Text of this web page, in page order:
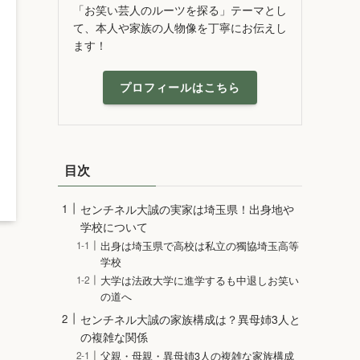
「お笑い芸人のルーツを探る」テーマとし
て、本人や家族の人物像を丁寧にお伝えし
ます！
プロフィールはこちら
目次
センチネル大誠の実家は埼玉県！出身地や
学校について
出身は埼玉県で高校は私立の獨協埼玉高等
学校
大学は法政大学に進学するも中退しお笑い
の道へ
センチネル大誠の家族構成は？異母姉3人と
の複雑な関係
父親・母親・異母姉3人の複雑な家族構成